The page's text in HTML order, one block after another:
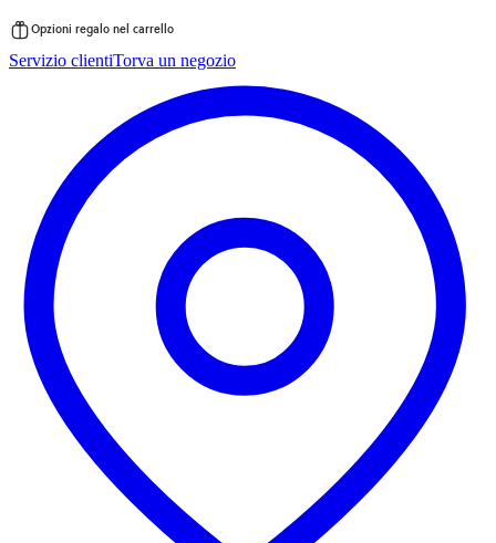
al
Opzioni regalo nel carrello
Servizio clientiTorva un negozio